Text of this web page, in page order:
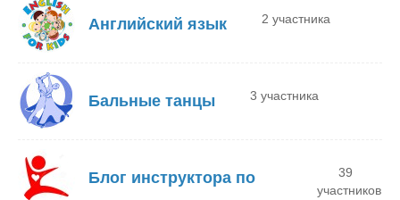
Английский язык 2 участника
Бальные танцы 3 участника
Блог инструктора по
39
участников